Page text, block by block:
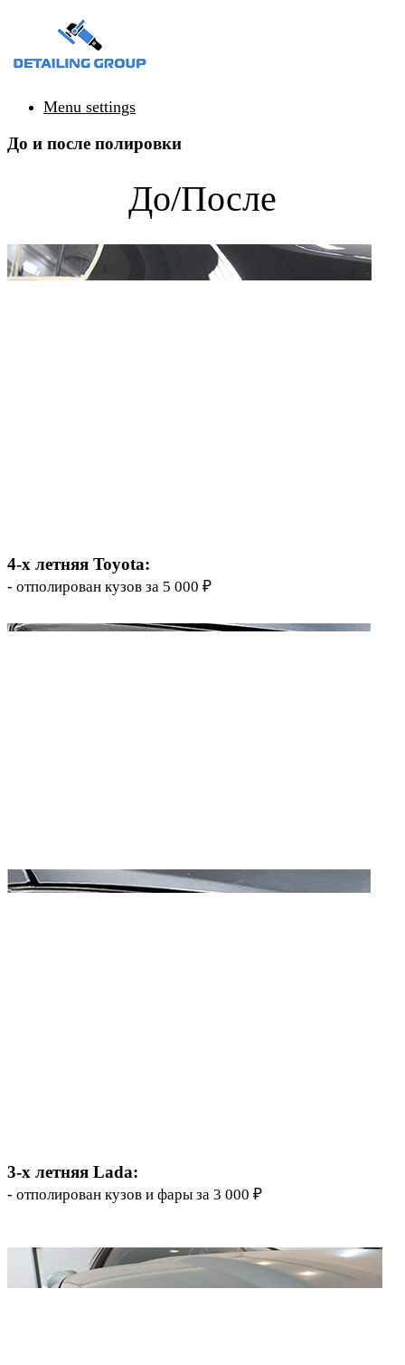
Menu settings
До и после полировки
До/После
4-х летняя Toyota:
- отполирован кузов за 5 000 ₽
3-х летняя Lada:
- отполирован кузов и фары за 3 000 ₽